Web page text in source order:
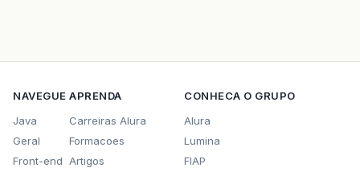
NAVEGUE
Java
Geral
Front-end
APRENDA
Carreiras Alura
Formacoes
Artigos
CONHECA O GRUPO
Alura
Lumina
FIAP